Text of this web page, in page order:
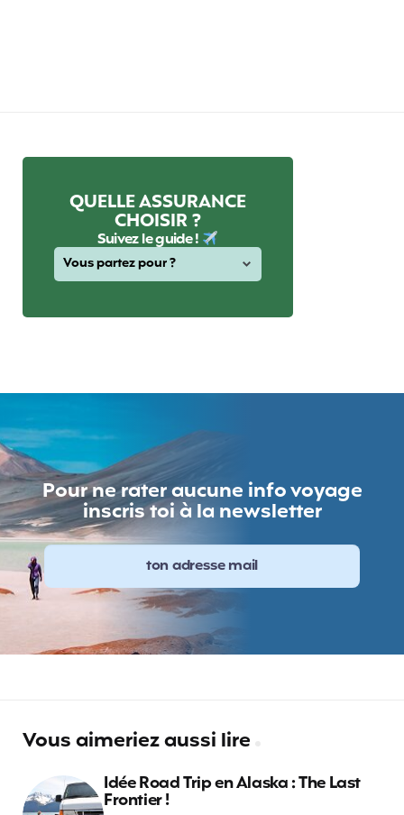
QUELLE ASSURANCE
CHOISIR ?
Suivez le guide !
Pour ne rater aucune info voyage
inscris toi à la newsletter
Vous aimeriez aussi lire
Idée Road Trip en Alaska : The Last
Frontier !